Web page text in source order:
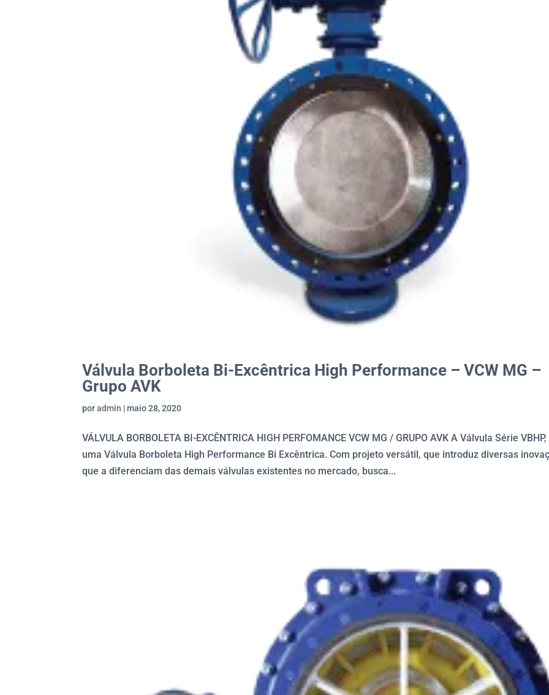
Válvula Borboleta Bi-Excêntrica High Performance – VCW MG –
Grupo AVK
poradmin |maio 28, 2020
VÁLVULA BORBOLETA BI-EXCÊNTRICA HIGH PERFOMANCE VCW MG / GRUPO AVK A Válvula Série
uma Válvula Borboleta High Performance Bi Excêntrica. Com projeto versátil, que introduz diversas
que a diferenciam das demais válvulas existentes no mercado, busca...